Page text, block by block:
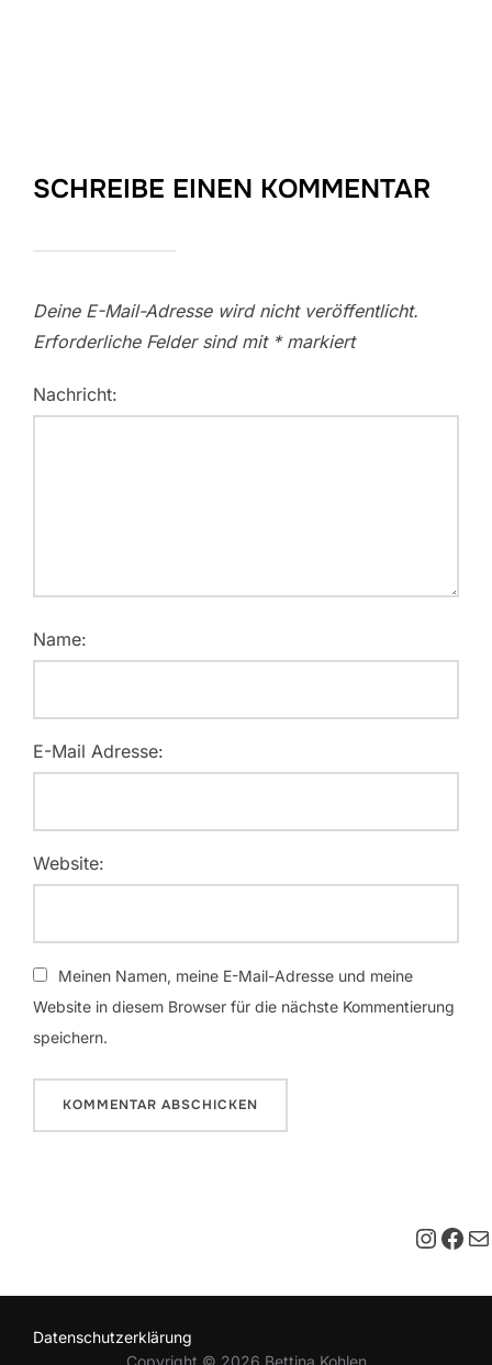
SCHREIBE EINEN KOMMENTAR
Deine E-Mail-Adresse wird nicht veröffentlicht.
Erforderliche Felder sind mit *markiert
Nachricht:
Name:
E-Mail Adresse:
Website:
Meinen Namen, meine E-Mail-Adresse und meine
Website in diesem Browser für die nächste Kommentierung
speichern.
E-
Datenschutzerklärung
Copyright © 2026 Bettina Kohlen